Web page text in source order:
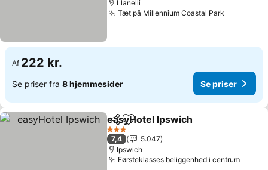
Llanelli
Tæt på Millennium Coastal Park
Af 222 kr.
Se priser fra 8 hjemmesider Se priser
Del Føj til favoritter
easyHotel Ipswich
3 Stjerner
7,4
5.047
Ipswich
Førsteklasses beliggenhed i centrum